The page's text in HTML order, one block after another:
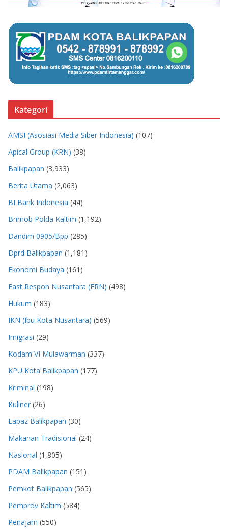
Kategori
AMSI (Asosiasi Media Siber Indonesia) (107)
Apical Group (KRN) (38)
Balikpapan (3,933)
Berita Utama (2,063)
BI Bank Indonesia (44)
Brimob Polda Kaltim (1,192)
Dandim 0905/Bpp (285)
Dprd Balikpapan (1,181)
Ekonomi Budaya (161)
Fast Respon Nusantara (FRN) (498)
Hukum (183)
IKN (Ibu Kota Nusantara) (569)
Imigrasi (29)
Kodam VI Mulawarman (337)
KPU Kota Balikpapan (177)
Kriminal (198)
Kuliner (26)
Lapaz Balikpapan (30)
Makanan Tradisional (24)
Nasional (1,805)
PDAM Balikpapan (151)
Pemkot Balikpapan (565)
Pemprov Kaltim (584)
Penajam (550)